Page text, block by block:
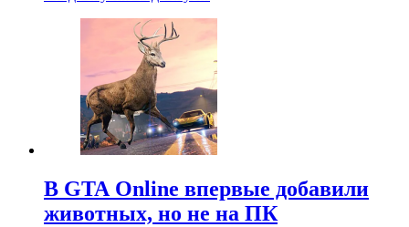
В GTA Online впервые добавили
животных, но не на ПК